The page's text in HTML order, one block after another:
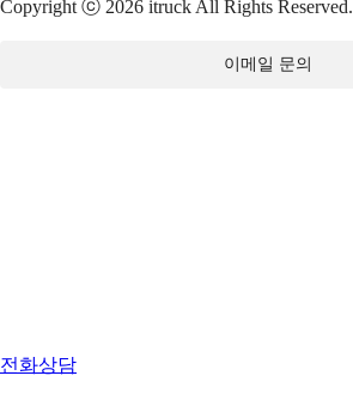
Copyright ⓒ 2026 itruck All Rights Reserved.
이메일 문의
전화상담